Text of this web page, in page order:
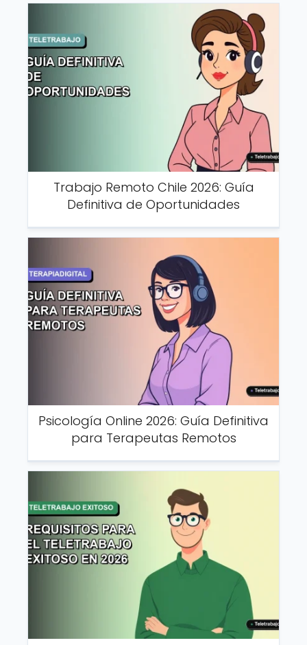
Trabajo Remoto Chile 2026: Guía
Definitiva de Oportunidades
Psicología Online 2026: Guía Definitiva
para Terapeutas Remotos